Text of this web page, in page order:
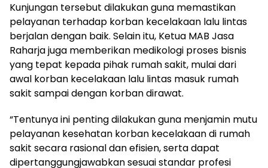
Kunjungan tersebut dilakukan guna memastikan
pelayanan terhadap korban kecelakaan lalu lintas
berjalan dengan baik. Selain itu, Ketua MAB Jasa
Raharja juga memberikan medikologi proses bisnis
yang tepat kepada pihak rumah sakit, mulai dari
awal korban kecelakaan lalu lintas masuk rumah
sakit sampai dengan korban dirawat.
“Tentunya ini penting dilakukan guna menjamin mutu
pelayanan kesehatan korban kecelakaan di rumah
sakit secara rasional dan efisien, serta dapat
dipertanggungjawabkan sesuai standar profesi